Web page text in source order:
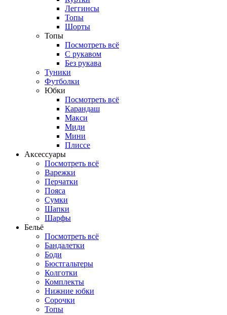
Леггинсы
Топы
Шорты
Топы
Посмотреть всё
C рукавом
Без рукава
Туники
Футболки
Юбки
Посмотреть всё
Карандаш
Макси
Миди
Мини
Плиссе
Аксессуары
Посмотреть всё
Варежки
Перчатки
Пояса
Сумки
Шапки
Шарфы
Бельё
Посмотреть всё
Бандалетки
Боди
Бюстгальтеры
Колготки
Комплекты
Нижние юбки
Сорочки
Топы